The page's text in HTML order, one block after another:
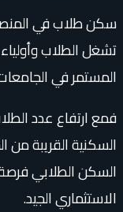
سكن طلاب في
تشغل الطلاب وأولياء
المستمر في
فمع ارتفاع عدد
السكنية القريبة من
السكن الطلابي
الاستثماري الجيد.